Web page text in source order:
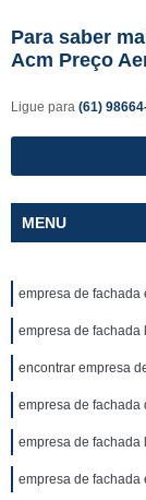
Para saber
Acm Preço
Ligue para (61)
MENU
empresa de fachada
empresa de fachada
encontrar empresa
empresa de fachada
empresa de fachada
empresa de fachada